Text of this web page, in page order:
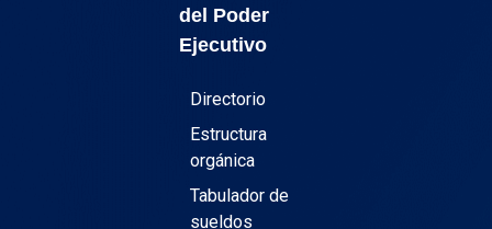
del Poder
Ejecutivo
Directorio
Estructura
orgánica
Tabulador de
sueldos